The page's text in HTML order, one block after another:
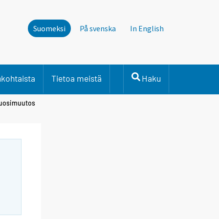
Suomeksi På svenska In English
Tietoa meistä Haku